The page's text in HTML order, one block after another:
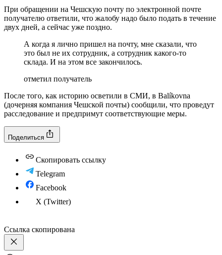
При обращении на Чешскую почту по электронной почте
получателю ответили, что жалобу надо было подать в течение
двух дней, а сейчас уже поздно.
А когда я лично пришел на почту, мне сказали, что
это был не их сотрудник, а сотрудник какого-то
склада. И на этом все закончилось.
отметил получатель
После того, как историю осветили в СМИ, в Balíkovna
(дочерняя компания Чешской почты) сообщили, что проведут
расследование и предпримут соответствующие меры.
Поделиться
Скопировать ссылку
Telegram
Facebook
X (Twitter)
Ссылка скопирована